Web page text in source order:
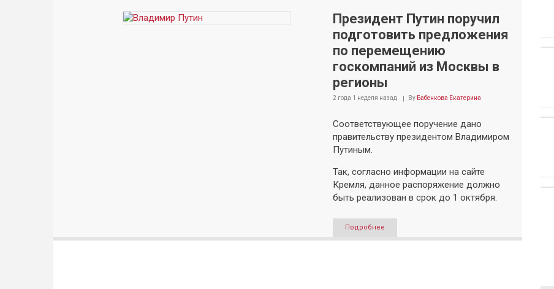
Президент Путин поручил
подготовить предложения
по перемещению
госкомпаний из Москвы в
регионы
2 года 1 неделя назад By Бабенкова Екатерина
Соответствующее поручение дано
правительству президентом Владимиром
Путиным.
Так, согласно информации на сайте
Кремля, данное распоряжение должно
быть реализован в срок до 1 октября.
Подробнее